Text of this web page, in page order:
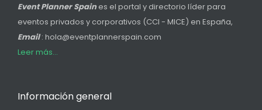
Event Planner Spain es el portal y directorio líder para
eventos privados y corporativos (CCI - MICE) en España,
Email: hola@eventplannerspain.com
Leer más...
Información general